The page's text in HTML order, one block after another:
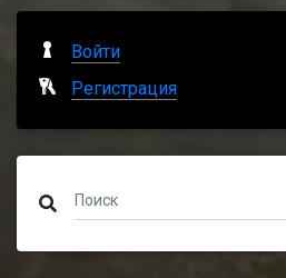
Войти
Регистрация